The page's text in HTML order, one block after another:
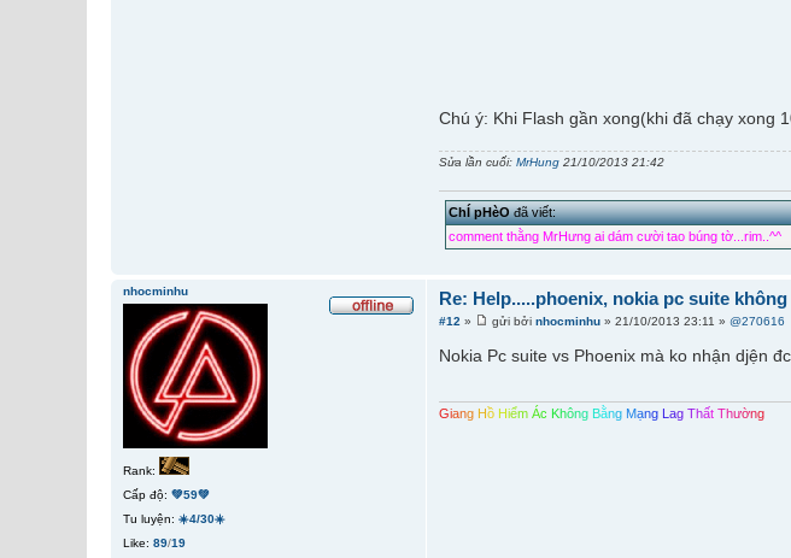
Chú ý: Khi Flash gần xong(khi đã chạy xong
Sửa lần cuối:MrHung 21/10/2013 21:42
ChÍ pHèOđã viết:
comment thằng MrHưng ai dám cười tao búng tờ...rim..^^
Re: Help.....phoenix, nokia pc suite
#12 » gửi bởinhocminhu » 21/10/2013 23:11 »@270616
Nokia Pc suite vs Phoenix mà ko nhận djện
Giang Hồ Hiểm Ác Không Bằng Mạng Lag Thất Thường
nhocminhu
Rank:
Cấp độ: 💚59💚
Tu luyện: ☀️4/30☀️
Like: 89/19